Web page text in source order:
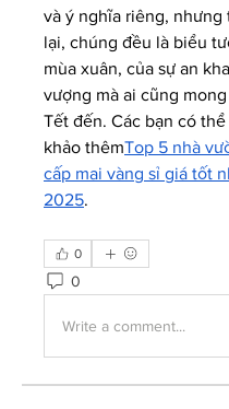
và ý nghĩa riêng, nhưng
lại, chúng đều là biểu
mùa xuân, của sự an
vượng mà ai cũng
Tết đến. Các bạn có thể
khảo thêmTop 5 nhà
cấp mai vàng sỉ giá tốt
2025.
0
0
Write a comment...